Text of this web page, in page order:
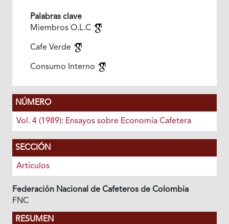
Palabras clave
Miembros O.L.C
Cafe Verde
Consumo Interno
NÚMERO
Vol. 4 (1989): Ensayos sobre Economía Cafetera
SECCIÓN
Artículos
Federación Nacional de Cafeteros de Colombia
FNC
RESUMEN